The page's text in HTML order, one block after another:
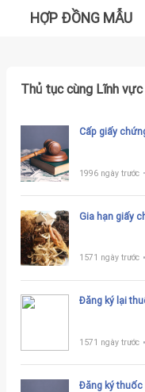
HỢP ĐỒNG MẪU
Thủ tục cùng Lĩnh vực
Cấp giấy
1996 ngày trước
Gia hạn giấy
1571 ngày trước
Đăng ký lại
1571 ngày trước
Đăng ký